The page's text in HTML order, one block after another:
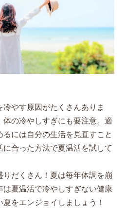
やす原因がたくさんありま
の冷やしすぎにも要注意。適
には自分の生活を見直すこと
合った方法で夏温活を試して
だくさん！夏は毎年体調を崩
は夏温活で冷やしすぎない健康
をエンジョイしましょう！